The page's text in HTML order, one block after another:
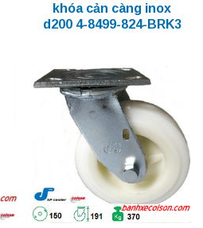
khóa cản càng inox
d200 4-8499-824-BRK3